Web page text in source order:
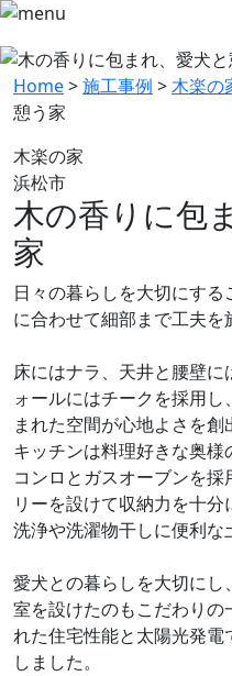
Home>施工事例 >木楽の
憩う家
木楽の家
浜松市
木の香りに包
家
日々の暮らしを大切にす
に合わせて細部まで工夫を
床にはナラ、天井と腰壁
ォールにはチークを採用
まれた空間が心地よさを創
キッチンは料理好きな奥
コンロとガスオーブンを
リーを設けて収納力を十
洗浄や洗濯物干しに便利な
愛犬との暮らしを大切に
室を設けたのもこだわり
れた住宅性能と太陽光発
しました。